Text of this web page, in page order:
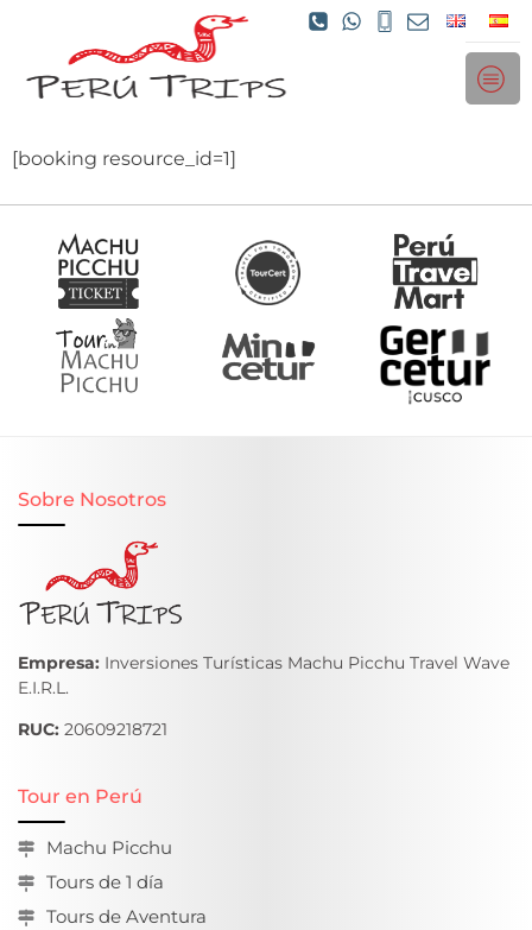
[booking resource_id=1]
Sobre Nosotros
Empresa: Inversiones Turísticas Machu Picchu Travel Wave
E.I.R.L.
RUC: 20609218721
Tour en Perú
Machu Picchu
Tours de 1 día
Tours de Aventura